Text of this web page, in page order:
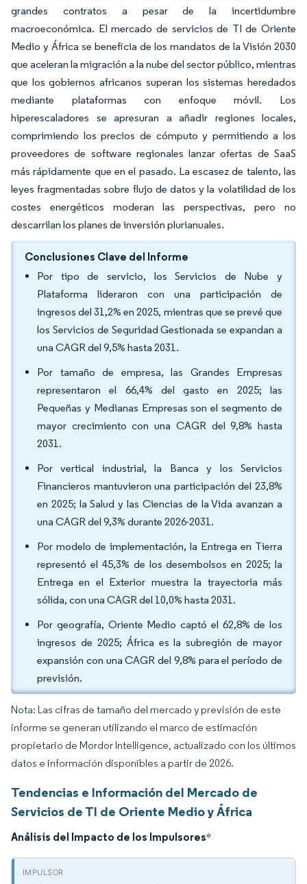
grandes contratos a pesar de la incertidumbre
macroeconómica. El mercado de servicios de TI de Oriente
Medio y África se beneficia de los mandatos de la Visión 2030
que aceleran la migración a la nube del sector público, mientras
que los gobiernos africanos superan los sistemas heredados
mediante plataformas con enfoque móvil. Los
hiperescaladores se apresuran a añadir regiones locales,
comprimiendo los precios de cómputo y permitiendo a los
proveedores de software regionales lanzar ofertas de SaaS
más rápidamente que en el pasado. La escasez de talento, las
leyes fragmentadas sobre flujo de datos y la volatilidad de los
costes energéticos moderan las perspectivas, pero no
descarrilan los planes de inversión plurianuales.
Conclusiones Clave del Informe
Por tipo de servicio, los Servicios de Nube y
Plataforma lideraron con una participación de
ingresos del 31,2% en 2025, mientras que se prevé que
los Servicios de Seguridad Gestionada se expandan a
una CAGR del 9,5% hasta 2031.
Por tamaño de empresa, las Grandes Empresas
representaron el 66,4% del gasto en 2025; las
Pequeñas y Medianas Empresas son el segmento de
mayor crecimiento con una CAGR del 9,8% hasta
2031.
Por vertical industrial, la Banca y los Servicios
Financieros mantuvieron una participación del 23,8%
en 2025; la Salud y las Ciencias de la Vida avanzan a
una CAGR del 9,3% durante 2026-2031.
Por modelo de implementación, la Entrega en Tierra
representó el 45,3% de los desembolsos en 2025; la
Entrega en el Exterior muestra la trayectoria más
sólida, con una CAGR del 10,0% hasta 2031.
Por geografía, Oriente Medio captó el 62,8% de los
ingresos de 2025; África es la subregión de mayor
expansión con una CAGR del 9,8% para el período de
previsión.
Nota: Las cifras de tamaño del mercado y previsión de este
informe se generan utilizando el marco de estimación
propietario de Mordor Intelligence, actualizado con los últimos
datos e información disponibles a partir de 2026.
Tendencias e Información del Mercado de
Servicios de TI de Oriente Medio y África
Análisis del Impacto de los Impulsores*